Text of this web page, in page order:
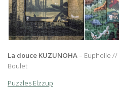
La douce KUZUNOHA– Eupholie //
Boulet
Puzzles Elzzup